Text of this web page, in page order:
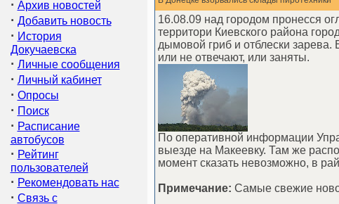
· Архив новостей
· Добавить новость
· История
Докучаевска
· Личные сообщения
· Личный кабинет
· Опросы
· Поиск
· Расписание
автобусов
· Рейтинг
пользователей
· Рекомендовать нас
· Связь с
16.08.09 над городом пронесся
территори Киевского района
дымовой гриб и отблески
или не отвечают, или заняты.
По оперативной информации
выезде на Макеевку. Там же
момент сказать невозможно, в
Примечание: Самые свежие